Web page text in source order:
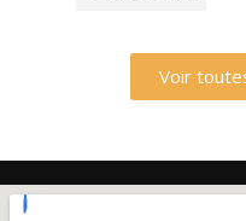
Voir